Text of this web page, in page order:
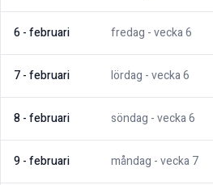
6-februari fredag - vecka6
7-februari lördag - vecka6
8-februari söndag - vecka6
9-februari måndag - vecka7